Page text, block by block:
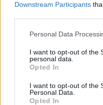
Downstream Participants
Please note that this
not limited to your visit or
grant or deny consent to
use your data for below
consent section.
Personal Data
I want to opt-out of the
personal data.
Opted In
I want to opt-out of the
Personal Data.
Opted In